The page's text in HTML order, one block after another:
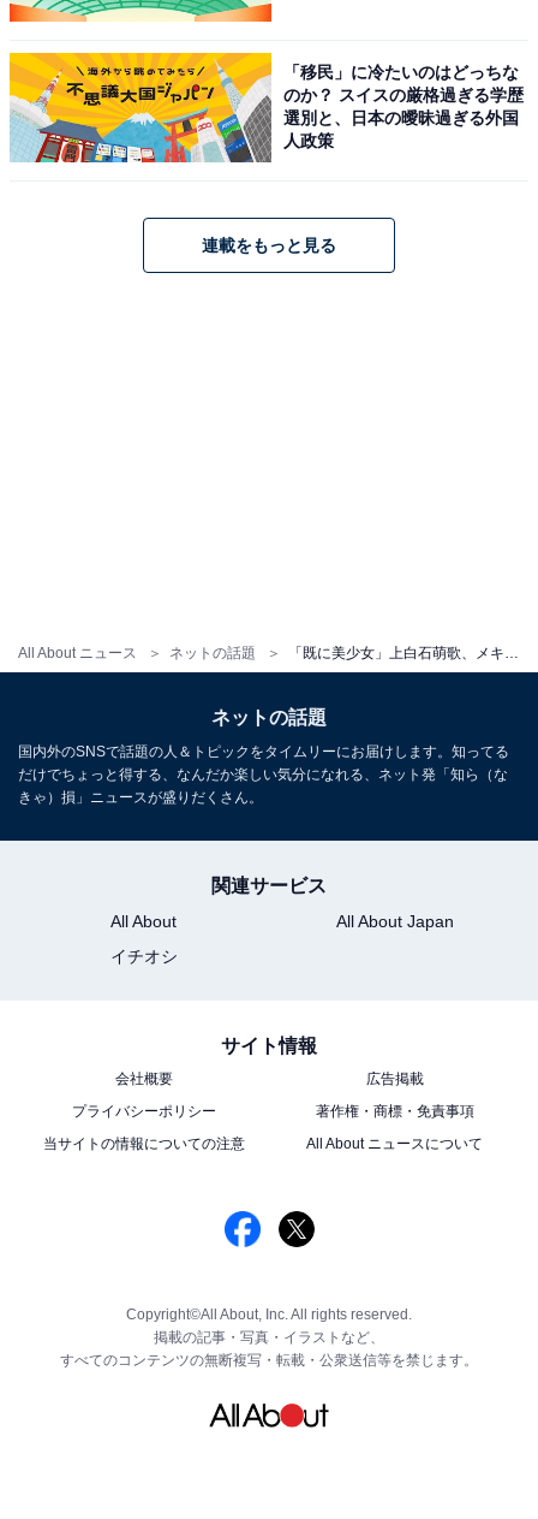
All About ニュース ネットの話題
「移民」に冷たいのはどっちな
のか？ スイスの厳格過ぎる学歴
選別と、日本の曖昧過ぎる外国
人政策
連載をもっと見る
ネットの話題
国内外のSNSで話題の人＆トピックをタイムリーにお届けします。知ってる
だけでちょっと得する、なんだか楽しい気分になれる、ネット発「知ら（な
きゃ）損」ニュースが盛りだくさん。
関連サービス
All About
All About Japan
イチオシ
サイト情報
会社概要
広告掲載
プライバシーポリシー
著作権・商標・免責事項
当サイトの情報についての注意
All About ニュースについて
Copyright©All About, Inc. All rights reserved.
掲載の記事・写真・イラストなど、
すべてのコンテンツの無断複写・転載・公衆送信等を禁じます。